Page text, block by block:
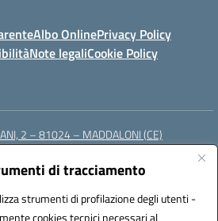
di tracciamento
strumenti di profilazione degli utenti -
cookies tecnici necessari al
Albo OnlinePrivacy Policy
Note legaliCookie Policy
2 – 81024 – MADDALONI (CE)
ceic8av00r@pec.istruzione.it